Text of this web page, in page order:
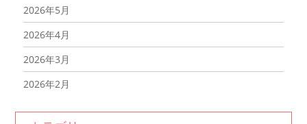
2026年5月
2026年4月
2026年3月
2026年2月
2026年1月